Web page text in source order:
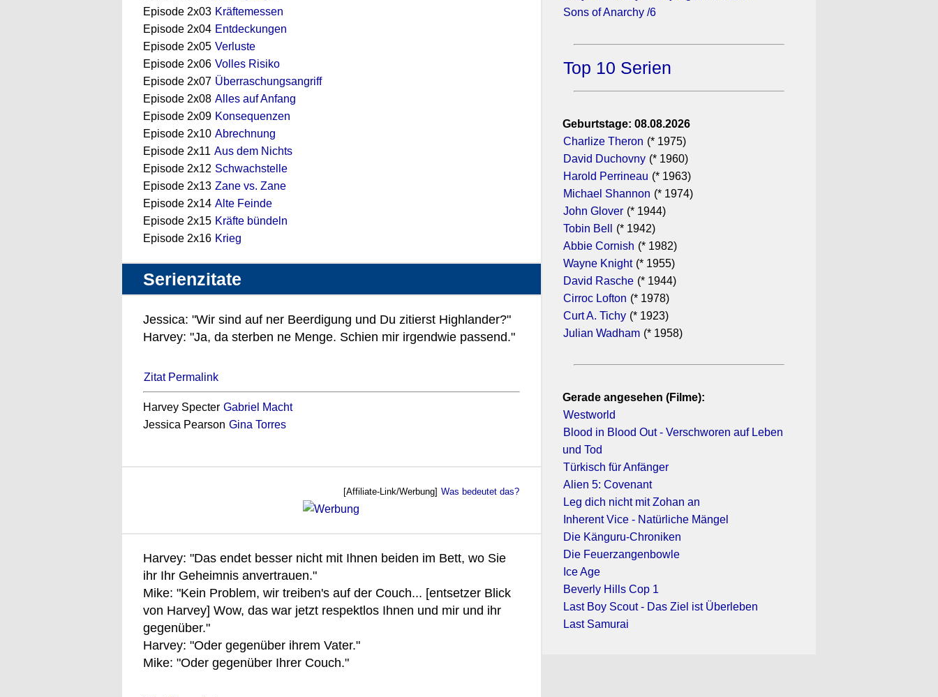
Episode 2x03 Kräftemessen
Episode 2x04 Entdeckungen
Episode 2x05 Verluste
Episode 2x06 Volles Risiko
Episode 2x07 Überraschungsangriff
Episode 2x08 Alles auf Anfang
Episode 2x09 Konsequenzen
Episode 2x10 Abrechnung
Episode 2x11 Aus dem Nichts
Episode 2x12 Schwachstelle
Episode 2x13 Zane vs. Zane
Episode 2x14 Alte Feinde
Episode 2x15 Kräfte bündeln
Episode 2x16 Krieg
Serienzitate
Jessica: "Wir sind auf ner Beerdigung und Du zitierst Highlander?"
Harvey: "Ja, da sterben ne Menge. Schien mir irgendwie passend."
Zitat Permalink
Harvey Specter Gabriel Macht
Jessica Pearson Gina Torres
[Affiliate-Link/Werbung] Was bedeutet das?
Harvey: "Das endet besser nicht mit Ihnen beiden im Bett, wo Sie
ihr Ihr Geheimnis anvertrauen."
Mike: "Kein Problem, wir treiben's auf der Couch... [entsetzer Blick
von Harvey] Wow, das war jetzt respektlos Ihnen und mir und ihr
gegenüber."
Harvey: "Oder gegenüber ihrem Vater."
Mike: "Oder gegenüber Ihrer Couch."
Sons of Anarchy /6
Top 10 Serien
Geburtstage: 08.08.2026
Charlize Theron (* 1975)
David Duchovny (* 1960)
Harold Perrineau (* 1963)
Michael Shannon (* 1974)
John Glover (* 1944)
Tobin Bell
(* 1942)
Abbie Cornish (* 1982)
Wayne Knight (* 1955)
David Rasche (* 1944)
Cirroc Lofton (* 1978)
Curt A. Tichy (* 1923)
Julian Wadham (* 1958)
Gerade angesehen (Filme):
Westworld
Blood in Blood Out - Verschworen auf Leben
und Tod
Türkisch für Anfänger
Alien 5: Covenant
Leg dich nicht mit Zohan an
Inherent Vice - Natürliche Mängel
Die Känguru-Chroniken
Die Feuerzangenbowle
Ice Age
Beverly Hills Cop 1
Last Boy Scout - Das Ziel ist Überleben
Last Samurai